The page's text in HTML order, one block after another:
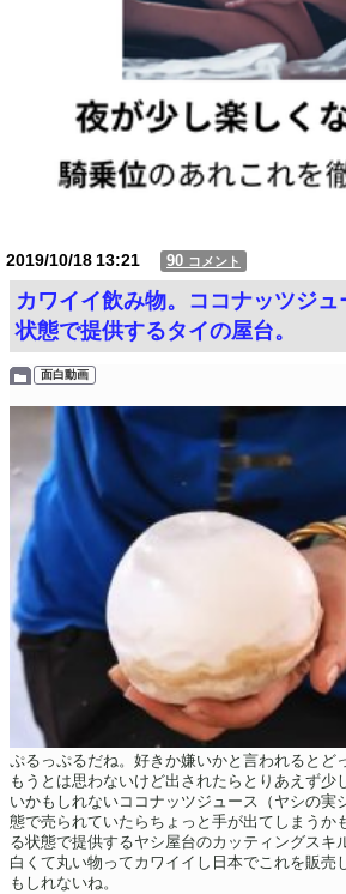
2019/10/1813:21 90 コメント
カワイイ飲み物。ココナッツジ
状態で提供するタイの屋台。
面白動画
ぷるっぷるだね。好きか嫌いかと言われるとど
もうとは思わないけど出されたらとりあえず少
いかもしれないココナッツジュース（ヤシの実
態で売られていたらちょっと手が出てしまうか
る状態で提供するヤシ屋台のカッティングスキ
白くて丸い物ってカワイイし日本でこれを販売
もしれないね。